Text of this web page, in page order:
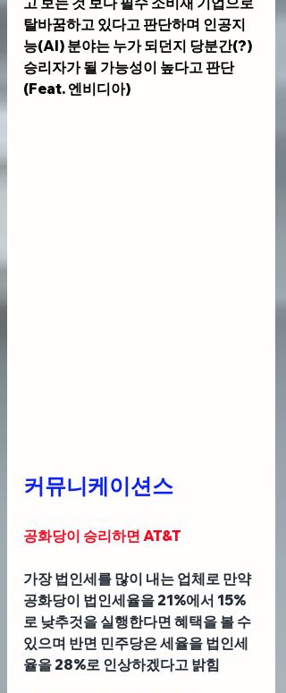
탈바꿈하고 있다고 판단하며 인공지
능(AI) 분야는 누가 되던지 당분간(?)
승리자가 될 가능성이 높다고 판단
(Feat. 엔비디아)
커뮤니케이션스
공화당이 승리하면 AT&T
가장 법인세를 많이 내는 업체로 만약
공화당이 법인세율을 21%에서 15%
로 낮추것을 실행한다면 혜택을 볼 수
있으며 반면 민주당은 세율을 법인세
율을 28%로 인상하겠다고 밝힘